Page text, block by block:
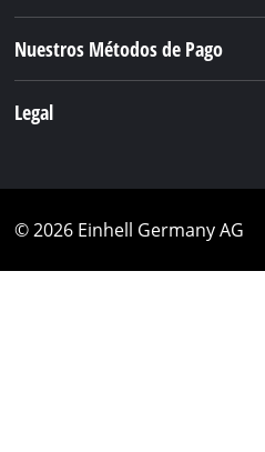
Nuestros Métodos de Pago
Legal
© 2026 Einhell Germany AG